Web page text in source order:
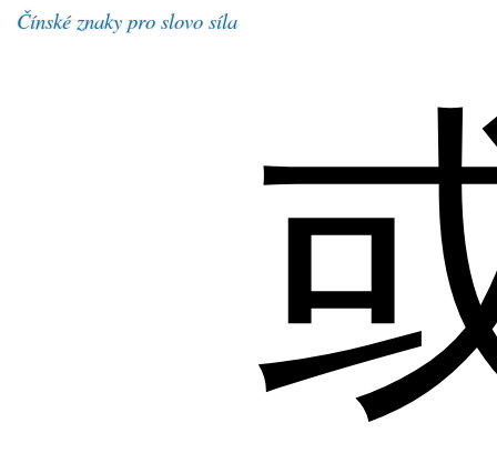
Čínské znaky pro slovo síla